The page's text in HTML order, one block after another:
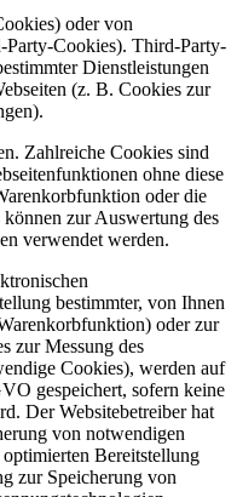
oder von
Party-Cookies). Third-Party-
Dienstleistungen
(z. B. Cookies zur
Zahlreiche Cookies sind
ohne diese
oder die
zur Auswertung des
verwendet werden.
bestimmter, von Ihnen
oder zur
zur Messung des
Cookies), werden auf
gespeichert, sofern keine
Der Websitebetreiber hat
von notwendigen
Bereitstellung
zur Speicherung von